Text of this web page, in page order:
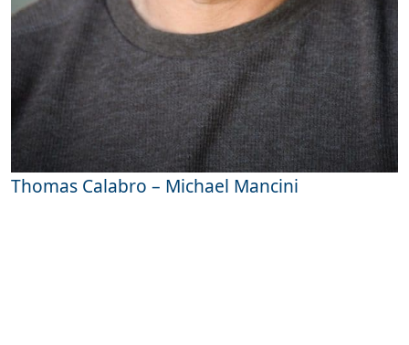
Thomas Calabro – Michael Mancini